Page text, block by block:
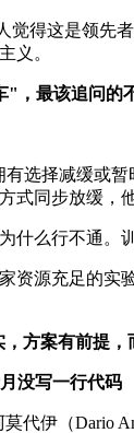
得这是领先
义。
，最该追问的
选择减缓或
式同步放缓，
什么行不通。
资源充足的实
方案有前提，
没写一行代码
代伊（Dario